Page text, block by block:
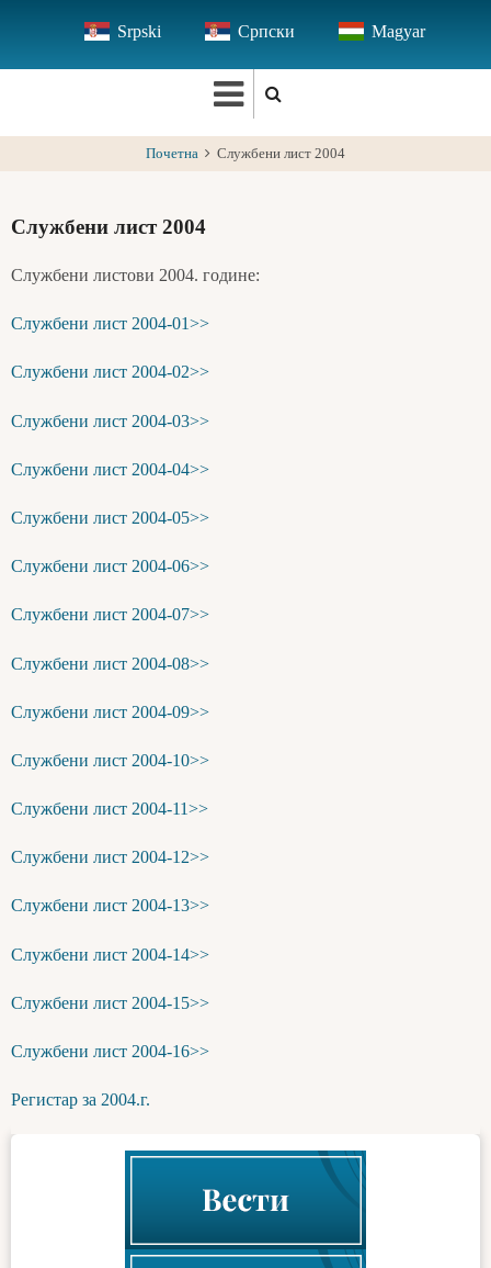
main
Srpski Српски Magyar
Почетна Службени лист 2004
Службени лист 2004
Службени листови 2004. године:
Службени лист 2004-01>>
Службени лист 2004-02>>
Службени лист 2004-03>>
Службени лист 2004-04>>
Службени лист 2004-05>>
Службени лист 2004-06>>
Службени лист 2004-07>>
Службени лист 2004-08>>
Службени лист 2004-09>>
Службени лист 2004-10>>
Службени лист 2004-11>>
Службени лист 2004-12>>
Службени лист 2004-13>>
Службени лист 2004-14>>
Службени лист 2004-15>>
Службени лист 2004-16>>
Регистар за 2004.г.